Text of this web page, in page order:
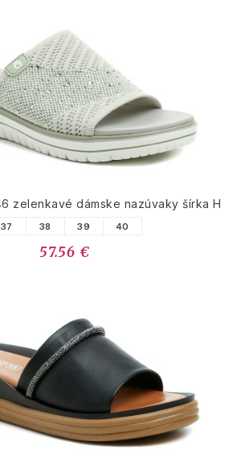
zelenkavé dámske nazúvaky šírka H
37 38 39 40
57.56 €